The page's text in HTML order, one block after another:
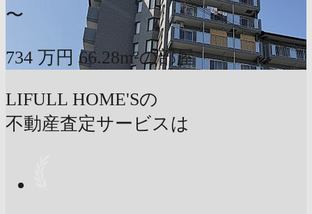
〜
734 万円 66.28m²の部屋
LIFULL HOME'Sの
不動産査定サービスは